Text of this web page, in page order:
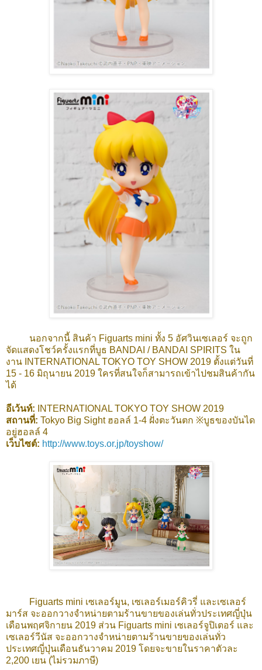
นอกจากนี้ สินค้า Figuarts mini ทั้ง 5 อัศวินเซเลอร์ จะถูก
จัดแสดงโชว์ครั้งแรกที่บูธ BANDAI / BANDAI SPIRITS ใน
งาน INTERNATIONAL TOKYO TOY SHOW 2019 ตั้งแต่วันที่
15 - 16 มิถุนายน 2019 ใครที่สนใจก็สามารถเข้าไปชมสินค้ากัน
ได้
อีเว้นท์:
INTERNATIONAL TOKYO TOY SHOW 2019
สถานที่: Tokyo Big Sight ฮอลล์ 1-4 ฝั่งตะวันตก ※บูธของบันได
อยู่ฮอลล์ 4
เว็บไซต์: http://www.toys.or.jp/toyshow/
Figuarts mini เซเลอร์มูน, เซเลอร์เมอร์คิวรี่ และเซเลอร์
มาร์ส จะออกวางจำหน่ายตามร้านขายของเล่นทั่วประเทศญี่ปุ่น
เดือนพฤศจิกายน 2019 ส่วน Figuarts mini เซเลอร์จูปิเตอร์ และ
เซเลอร์วีนัส จะออกวางจำหน่ายตามร้านขายของเล่นทั่ว
ประเทศญี่ปุ่นเดือนธันวาคม 2019 โดยจะขายในราคาตัวละ
2,200 เยน (ไม่รวมภาษี)